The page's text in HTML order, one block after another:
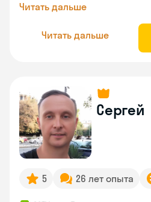
Читать дальше
Читать дальше
Сергей
5 26 лет опыта